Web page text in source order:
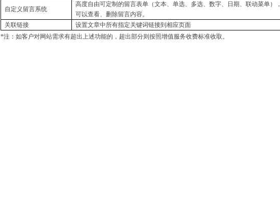
自定义留言系统
高度自由可定制的留言表单（文本、单选、多选、数字、日期、联动菜单），
可以查看、删除留言内容。
关联链接 设置文章中所有指定关键词链接到相应页面
*注：如客户对网站需求有超出上述功能的，超出部分则按照增值服务收费标准收取。